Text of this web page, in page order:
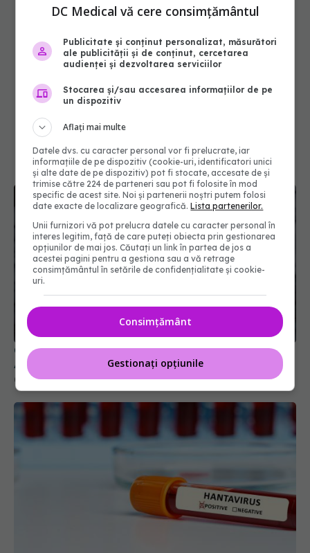
Colebil și Panzcebil, blocate temporar în farmacii.
ANMDMR explică de ce a luat măsura
06 aug 2026, 16:37
Alertă în Europa după un nou caz de hantavirus
DC Medical vă cere consimțământul
Publicitate și conținut personalizat, măsurători
ale publicității și de conținut, cercetarea
audienței și dezvoltarea serviciilor
Stocarea și/sau accesarea informațiilor de pe
un dispozitiv
Aflați mai multe
Datele dvs. cu caracter personal vor fi prelucrate, iar
informațiile de pe dispozitiv (cookie-uri, identificatori unici
și alte date de pe dispozitiv) pot fi stocate, accesate de și
trimise către 224 de parteneri sau pot fi folosite în mod
specific de acest site. Noi și partenerii noștri putem folosi
date exacte de localizare geografică.Lista partenerilor.
Unii furnizori vă pot prelucra datele cu caracter personal în
interes legitim, față de care puteți obiecta prin gestionarea
opțiunilor de mai jos. Căutați un link în partea de jos a
acestei pagini pentru a gestiona sau a vă retrage
consimțământul în setările de confidențialitate și cookie-
uri.
Consimțământ
Gestionați opțiunile